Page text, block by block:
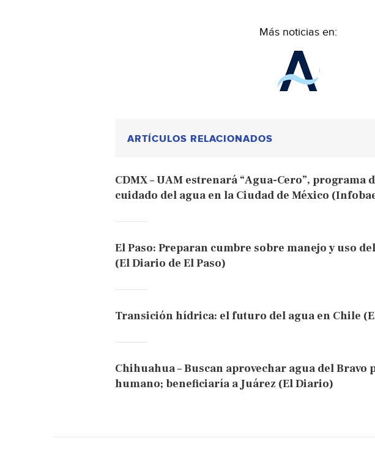
Más noticias en:
ARTÍCULOS RELACIONADOS
CDMX – UAM estrenará “Agua-Cero”, programa
cuidado del agua en la Ciudad de México
El Paso: Preparan cumbre sobre manejo y uso
(El Diario de El Paso)
Transición hídrica: el futuro del agua en Chile
Chihuahua – Buscan aprovechar agua del Bravo
humano; beneficiaría a Juárez (El Diario)